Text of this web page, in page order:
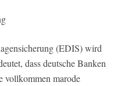
(EDIS) wird
dass deutsche Banken
vollkommen marode